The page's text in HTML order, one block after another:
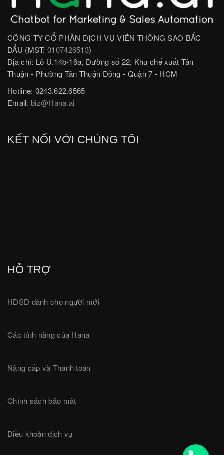
CÔNG TY CỔ PHẦN DỊCH VỤ VIỄN THÔNG SAO BẮC
ĐẨU (MST:0107426513)
Địa chỉ: Lô U.14b-16a, Đường số 22, Khu chế xuất Tân
Thuận - Phường Tân Thuận Đông - Quận 7 - HCM
Hotline: 0243.622.6565
Email:biz@Hana.ai
KẾT NỐI VỚI CHÚNG TÔI
HỖ TRỢ
HDSD dành cho người mới
Các tính năng của Hana
Nâng cấp và Thanh toán
Chính sách bảo mât
Điều khoản dịch vụ
18001780